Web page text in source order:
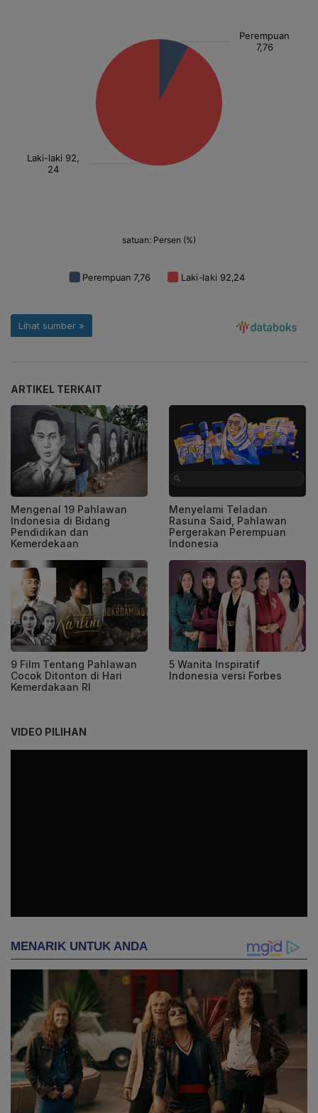
ARTIKEL TERKAIT
Mengenal 19 Pahlawan
Indonesia di Bidang
Pendidikan dan
Kemerdekaan
Menyelami Teladan
Rasuna Said, Pahlawan
Pergerakan Perempuan
Indonesia
9 Film Tentang Pahlawan
Cocok Ditonton di Hari
Kemerdakaan RI
5 Wanita Inspiratif
Indonesia versi Forbes
VIDEO PILIHAN